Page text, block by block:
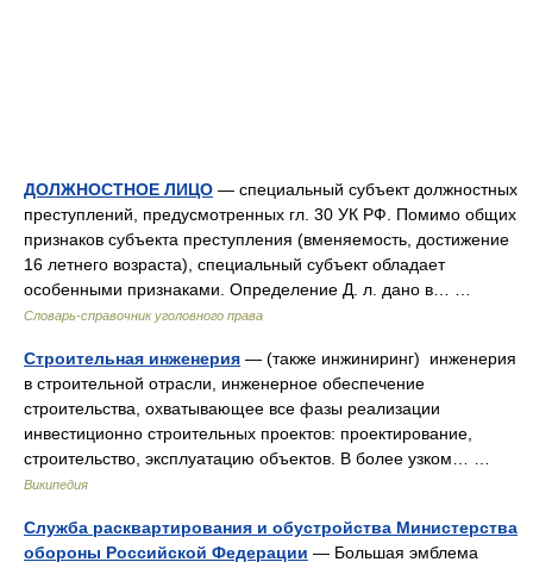
ДОЛЖНОСТНОЕ ЛИЦО — специальный субъект должностных
преступлений, предусмотренных гл. 30 УК РФ. Помимо общих
признаков субъекта преступления (вменяемость, достижение
16 летнего возраста), специальный субъект обладает
особенными признаками. Определение Д. л. дано в… …
Словарь-справочник уголовного права
Строительная инженерия — (также инжиниринг) инженерия
в строительной отрасли, инженерное обеспечение
строительства, охватывающее все фазы реализации
инвестиционно строительных проектов: проектирование,
строительство, эксплуатацию объектов. В более узком… …
Википедия
Служба расквартирования и обустройства Министерства
обороны Российской Федерации — Большая эмблема